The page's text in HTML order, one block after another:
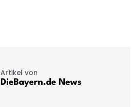
Artikel von
DieBayern.de News